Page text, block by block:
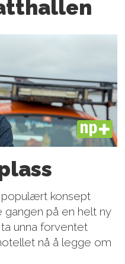
PLUS
konsept
på en helt ny
unna forventet
nå å legge om